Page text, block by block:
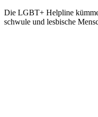
Die LGBT+ Helpline
schwule und lesbische